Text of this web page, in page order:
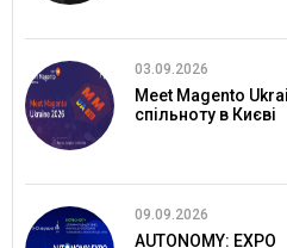
03.09.2026
Meet Magento
спільноту в Києві
09.09.2026
AUTONOMY: EXPO